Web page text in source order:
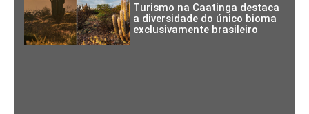
Turismo na Caatinga destaca
a diversidade do único bioma
exclusivamente brasileiro